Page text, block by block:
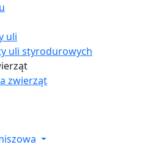
uli
uli styrodurowych
zwierząt